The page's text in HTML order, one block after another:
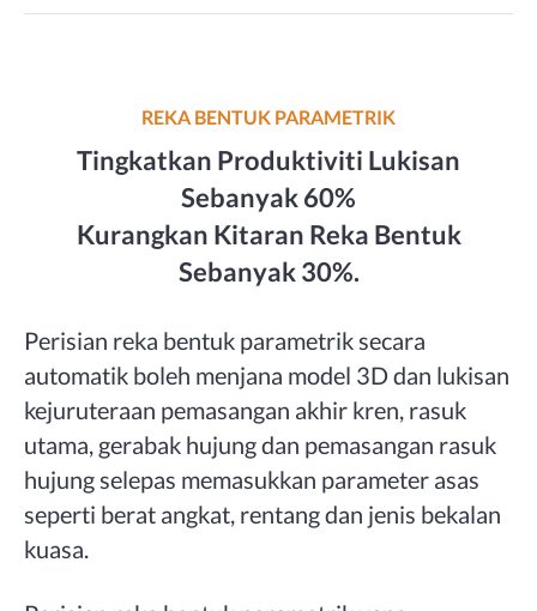
REKA BENTUK PARAMETRIK
Tingkatkan Produktiviti Lukisan
Sebanyak 60%
Kurangkan Kitaran Reka Bentuk
Sebanyak 30%.
Perisian reka bentuk parametrik secara
automatik boleh menjana model 3D dan lukisan
kejuruteraan pemasangan akhir kren, rasuk
utama, gerabak hujung dan pemasangan rasuk
hujung selepas memasukkan parameter asas
seperti berat angkat, rentang dan jenis bekalan
kuasa.